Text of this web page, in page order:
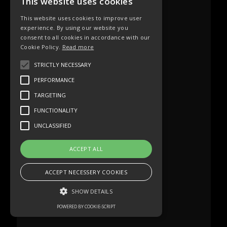
This website uses cookies to improve user
experience. By using our website you
consent to all cookies in accordance with our
Cookie Policy. Read more
STRICTLY NECESSARY
PERFORMANCE
TARGETING
FUNCTIONALITY
UNCLASSIFIED
ACCEPT ALL
ACCEPT NECESSERY COOKIES
SHOW DETAILS
POWERED BY COOKIE-SCRIPT